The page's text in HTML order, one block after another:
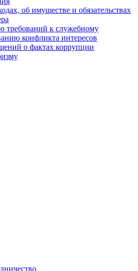
об имуществе и обязательствах
требований к служебному
конфликта интересов
о фактах коррупции